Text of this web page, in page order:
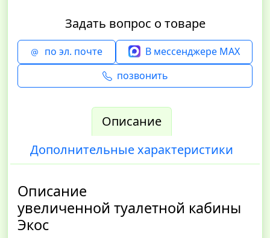
Задать вопрос о товаре
по эл. почте
В мессенджере MAX
позвонить
Описание
Дополнительные характеристики
Описание
увеличенной туалетной кабины
Экос